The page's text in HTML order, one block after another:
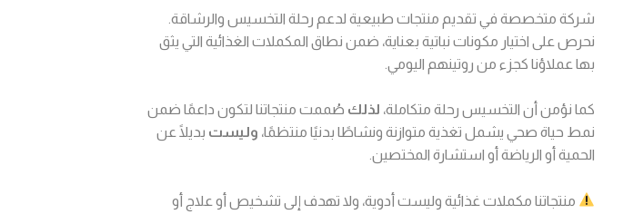
شركة متخصصة في تقديم منتجات طبيعية لدعم رحلة التخسيس والرشاقة.
نحرص على اختيار مكونات نباتية بعناية، ضمن نطاق المكملات الغذائية التي يثق
بها عملاؤنا كجزء من روتينهم اليومي.
كما نؤمن أن التخسيس رحلة متكاملة، لذلك صُممت منتجاتنا لتكون داعمًا ضمن
نمط حياة صحي يشمل تغذية متوازنة ونشاطًا بدنيًا منتظمًا، وليست بديلًا عن
الحمية أو الرياضة أو استشارة المختصين.
منتجاتنا مكملات غذائية وليست أدوية، ولا تهدف إلى تشخيص أو علاج أو